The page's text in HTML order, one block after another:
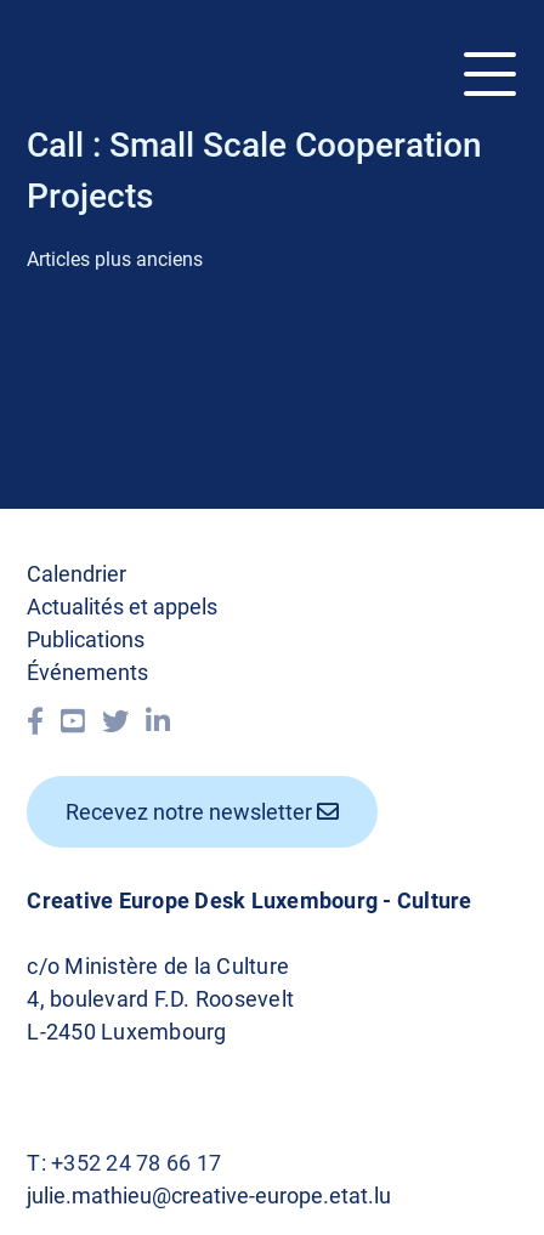
Call : Small Scale Cooperation
Projects
N
a
i
o
d
e
s
a
t
i
e
s
Articles plus anciens
Creative Europe Desk Luxembourg - Culture
c/o Ministère de la Culture
4, boulevard F.D. Roosevelt
L-2450 Luxembourg
T:+352 24 78 66 17
julie.mathieu@creative-europe.etat.lu
Calendrier
Actualités et appels
Publications
Événements
Recevez notre newsletter